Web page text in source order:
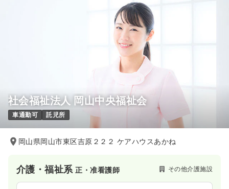
社会福祉法人 岡山中央福祉会
車通勤可 託児所
岡山県岡山市東区吉原２２２ ケアハウスあかね
介護・福祉系正・准看護師 その他介護施設